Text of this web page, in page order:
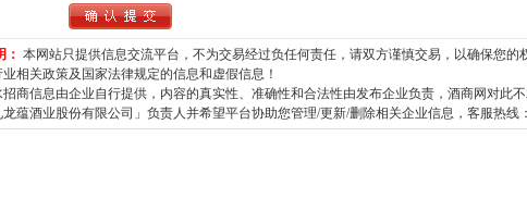
： 本网站只提供信息交流平台，不为交易经过负任何责任，请双方谨慎交易，以确保您的
相关政策及国家法律规定的信息和虚假信息！
商信息由企业自行提供，内容的真实性、准确性和合法性由发布企业负责，酒商网对此不
蕴酒业股份有限公司」负责人并希望平台协助您管理/更新/删除相关企业信息，客服热线